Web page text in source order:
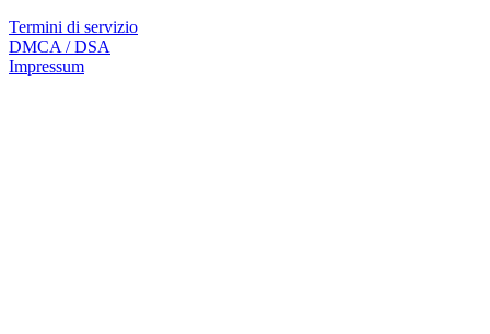
Termini di servizio
DMCA / DSA
Impressum